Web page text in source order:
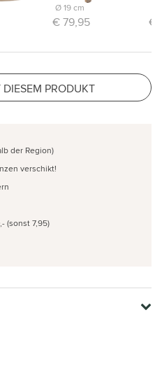
€ 79,95
Ø 19 cm
€
PRODUKT
der Region)
verschikt!
(sonst 7,95)